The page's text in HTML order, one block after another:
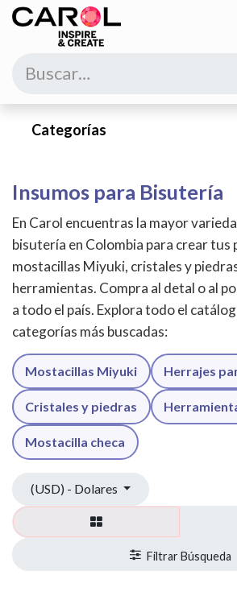
Ir al contenido
Categorías
Insumos para Bisutería
En Carol encuentras la mayor
bisutería en Colombia para crear tus
mostacillas Miyuki, cristales y
herramientas. Compra al detal o al
a todo el país. Explora todo el
categorías más buscadas:
Mostacillas Miyuki Herrajes
Cristales y piedras
Mostacilla checa
(USD) - Dolares